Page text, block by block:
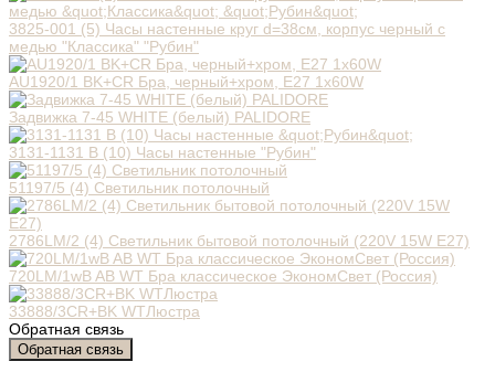
3825-001 (5) Часы настенные круг d=38см, корпус черный с
медью "Классика" "Рубин"
AU1920/1 BK+CR Бра, черный+хром, Е27 1х60W
Задвижка 7-45 WHITE (белый) PALIDORE
3131-1131 B (10) Часы настенные "Рубин"
51197/5 (4) Светильник потолочный
2786LM/2 (4) Светильник бытовой потолочный (220V 15W E27)
720LM/1wB AB WT Бра классическое ЭкономСвет (Россия)
33888/3CR+BK WTЛюстра
Обратная связь
Обратная связь